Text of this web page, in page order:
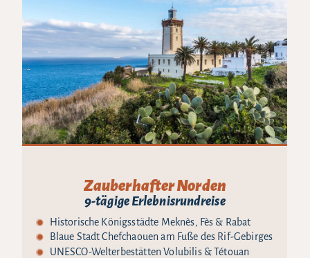
Zauberhafter Norden
9-tägige Erlebnisrundreise
Historische Königsstädte Meknès, Fès & Rabat
Blaue Stadt Chefchaouen am Fuße des Rif-Gebirges
UNESCO-Welterbestätten Volubilis & Tétouan